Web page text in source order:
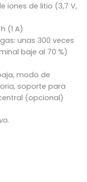
iones de litio (3,7 V,
(1 A)
unas 300 veces
baje al 70 %)
modo de
soporte para
(opcional)